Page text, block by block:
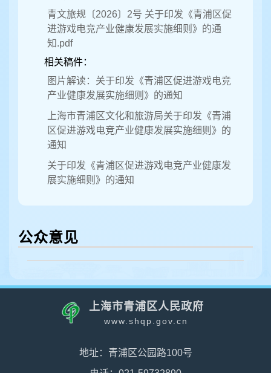
青文旅规〔2026〕2号 关于印发《青浦区促
进游戏电竞产业健康发展实施细则》的通
知.pdf
相关稿件：
图片解读：关于印发《青浦区促进游戏电竞
产业健康发展实施细则》的通知
上海市青浦区文化和旅游局关于印发《青浦
区促进游戏电竞产业健康发展实施细则》的
通知
关于印发《青浦区促进游戏电竞产业健康发
展实施细则》的通知
公众意见
上海市青浦区人民政府
www.shqp.gov.cn
地址：青浦区公园路100号